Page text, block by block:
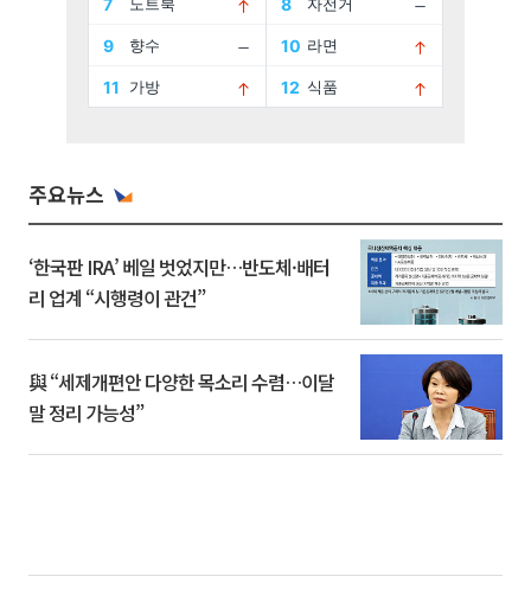
주요뉴스
‘한국판 IRA’ 베일 벗었지만…반도체·배터
리 업계 “시행령이 관건”
與 “세제개편안 다양한 목소리 수렴…이달
말 정리 가능성”